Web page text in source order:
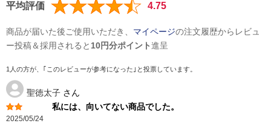
平均評価 4.75
商品が届いた後ご使用いただき、 マイページの注文履歴からレビュ
ー投稿＆採用されると 10円分ポイント進呈
1人の方が、｢このレビューが参考になった｣と投票しています。
聖徳太子 さん
私には、向いてない商品でした。
2025/05/24